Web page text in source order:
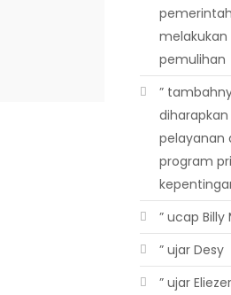
pemulihan
”
pelayanan
program
” ucap
” ujar Desy
” ujar